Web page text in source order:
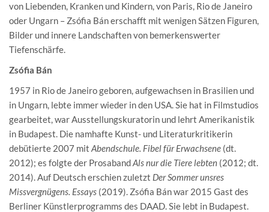
von Liebenden, Kranken und Kindern, von Paris, Rio de Janeiro
oder Ungarn – Zsófia Bán erschafft mit wenigen Sätzen Figuren,
Bilder und innere Landschaften von bemerkenswerter
Tiefenschärfe.
Zsófia Bán
1957 in Rio de Janeiro geboren, aufgewachsen in Brasilien und
in Ungarn, lebte immer wieder in den USA. Sie hat in Filmstudios
gearbeitet, war Ausstellungskuratorin und lehrt Amerikanistik
in Budapest. Die namhafte Kunst- und Literaturkritikerin
debütierte 2007 mit Abendschule. Fibel für Erwachsene (dt.
2012); es folgte der ProsabandAls nur die Tiere lebten (2012; dt.
2014). Auf Deutsch erschien zuletzt Der Sommer unsres
Missvergnügens. Essays (2019). Zsófia Bán war 2015 Gast des
Berliner Künstlerprogramms des DAAD. Sie lebt in Budapest.